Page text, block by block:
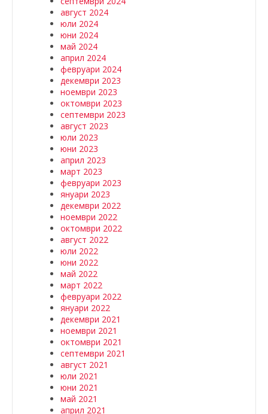
август 2024
юли 2024
юни 2024
май 2024
април 2024
февруари 2024
декември 2023
ноември 2023
октомври 2023
септември 2023
август 2023
юли 2023
юни 2023
април 2023
март 2023
февруари 2023
януари 2023
декември 2022
ноември 2022
октомври 2022
август 2022
юли 2022
юни 2022
май 2022
март 2022
февруари 2022
януари 2022
декември 2021
ноември 2021
октомври 2021
септември 2021
август 2021
юли 2021
юни 2021
май 2021
април 2021